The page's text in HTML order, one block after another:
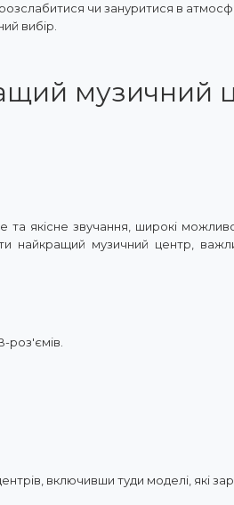
чи зануритися в
вибір.
музичний
якісне звучання, широкі
найкращий музичний центр,
роз'ємів.
включивши туди моделі, які